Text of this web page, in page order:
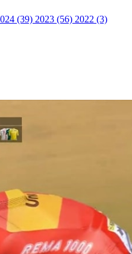
(39) 2023 (56) 2022 (3)